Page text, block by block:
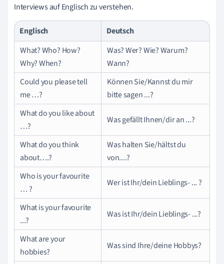
Interviews auf Englisch zu verstehen.
Englisch
Deutsch
What? Who? How?
Why? When?
Was? Wer? Wie? Warum?
Wann?
Could you please tell
me …?
Können Sie/Kannst du mir
bitte sagen ...?
What do you like about
…?
Was gefällt Ihnen/dir an ...?
What do you think
about….?
Was halten Sie/hältst du
von....?
Who is your favourite
… ?
Wer ist Ihr/dein Lieblings- ... ?
What is your favourite
...?
Was ist Ihr/dein Lieblings- ...?
What are your
hobbies?
Was sind Ihre/deine Hobbys?